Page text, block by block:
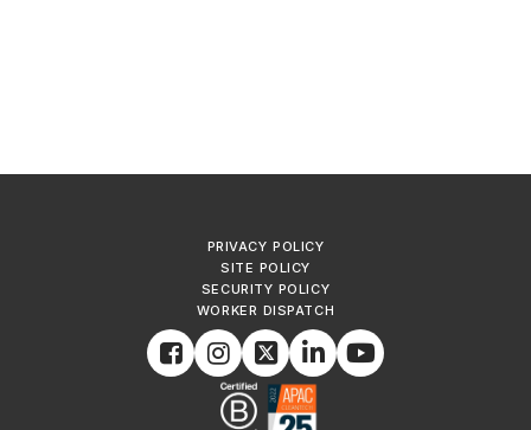
PRIVACY POLICY
SITE POLICY
SECURITY POLICY
WORKER DISPATCH